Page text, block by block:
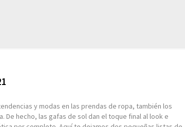
y modas en las prendas de ropa, también los
De hecho, las gafas de sol dan el toque final al look e